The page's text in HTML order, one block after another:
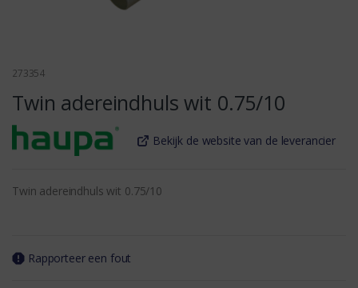
273354
Twin adereindhuls wit 0.75/10
Bekijk de website van de leverancier
Twin adereindhuls wit 0.75/10
Rapporteer een fout